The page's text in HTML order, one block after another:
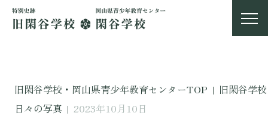
旧閑谷学校・岡山県青少年教育センターTOP | 旧閑谷学校
日々の写真 | 2023年10月10日